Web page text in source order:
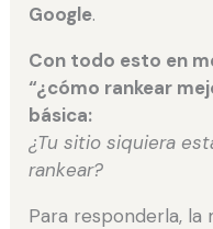
Google.
Con todo esto en
“¿cómo rankear
básica:
¿Tu sitio siquiera
rankear?
Para responderla, la